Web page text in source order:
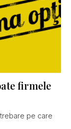
firmele
pe care